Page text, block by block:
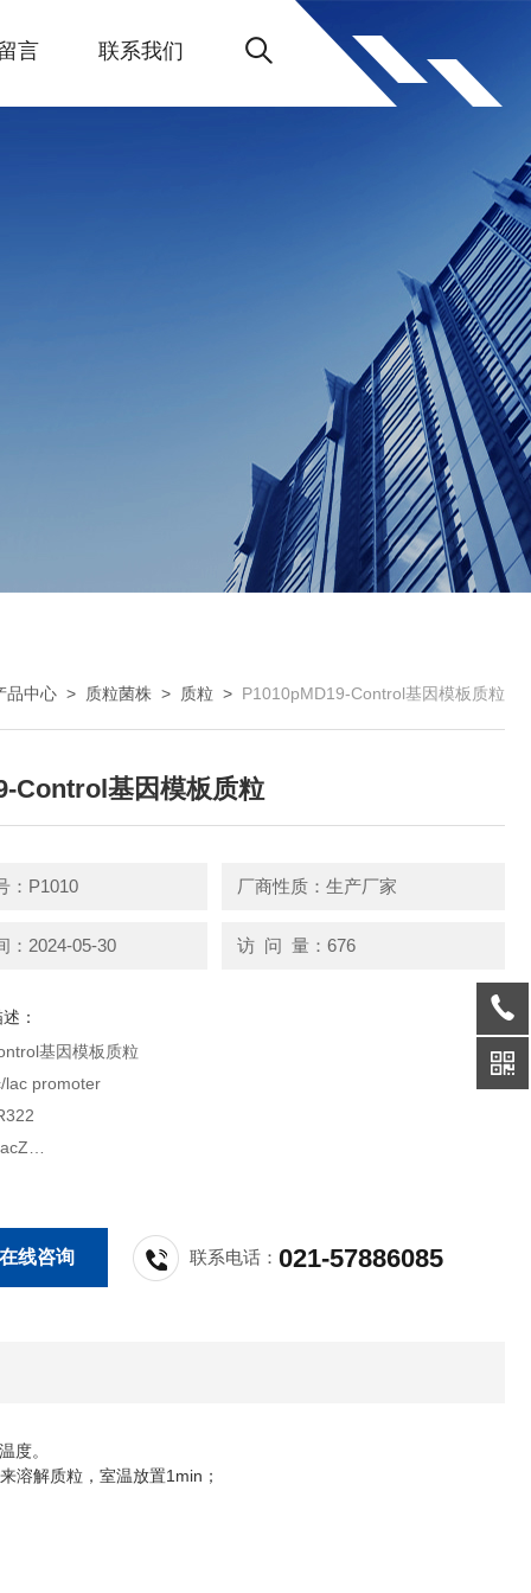
言 联系我们
品中心 > 质粒菌株 > 质粒 > P1010pMD19-Control基因模板质粒
Control基因模板质粒
：P1010 厂商性质：生产厂家
：2024-05-30 访 问 量：676
：
基因模板质粒
lac promoter
线咨询 联系电话：021-57886085
度。
溶解质粒，室温放置1min ；